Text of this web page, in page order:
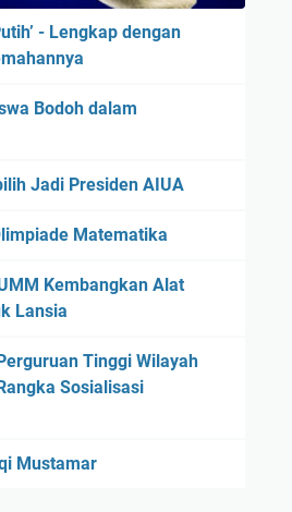
- Lengkap dengan
Bodoh dalam
Jadi Presiden AIUA
Matematika
Kembangkan Alat
Lansia
Tinggi Wilayah
Sosialisasi
Mustamar